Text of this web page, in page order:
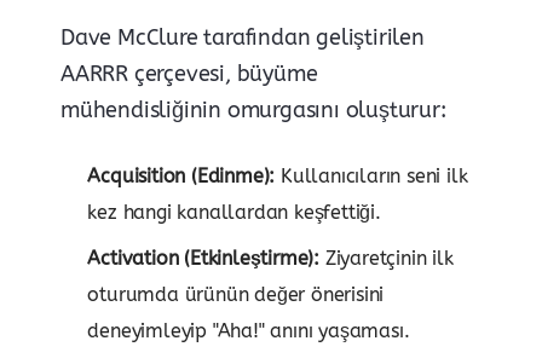
Dave McClure tarafından geliştirilen
AARRR çerçevesi, büyüme
mühendisliğinin omurgasını oluşturur:
Acquisition (Edinme): Kullanıcıların seni ilk
kez hangi kanallardan keşfettiği.
Activation (Etkinleştirme): Ziyaretçinin ilk
oturumda ürünün değer önerisini
deneyimleyip "Aha!" anını yaşaması.